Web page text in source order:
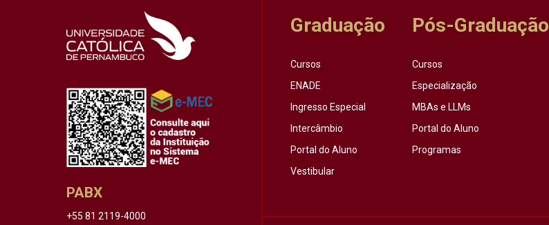
PABX
+55 81 2119-4000
Graduação
Cursos
ENADE
Ingresso Especial
Intercâmbio
Portal do Aluno
Vestibular
Pós-Graduação
Cursos
Especialização
MBAs e LLMs
Portal do Aluno
Programas